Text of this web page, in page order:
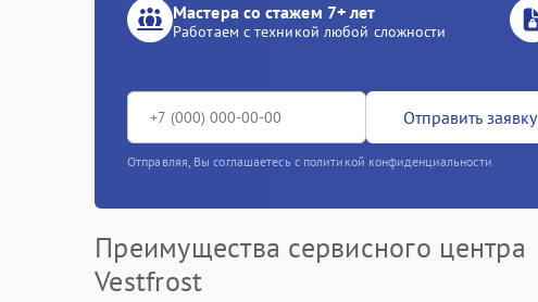
Мастера со стажем 7+ лет
Работаем с техникой любой сложности
Отправить заявку
Отправляя, Вы соглашаетесь с политикой конфиденциальности
Преимущества сервисного центра
Vestfrost